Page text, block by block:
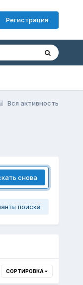
Регистрация
Вся активность
снова
поиска
СОРТИРОВКА